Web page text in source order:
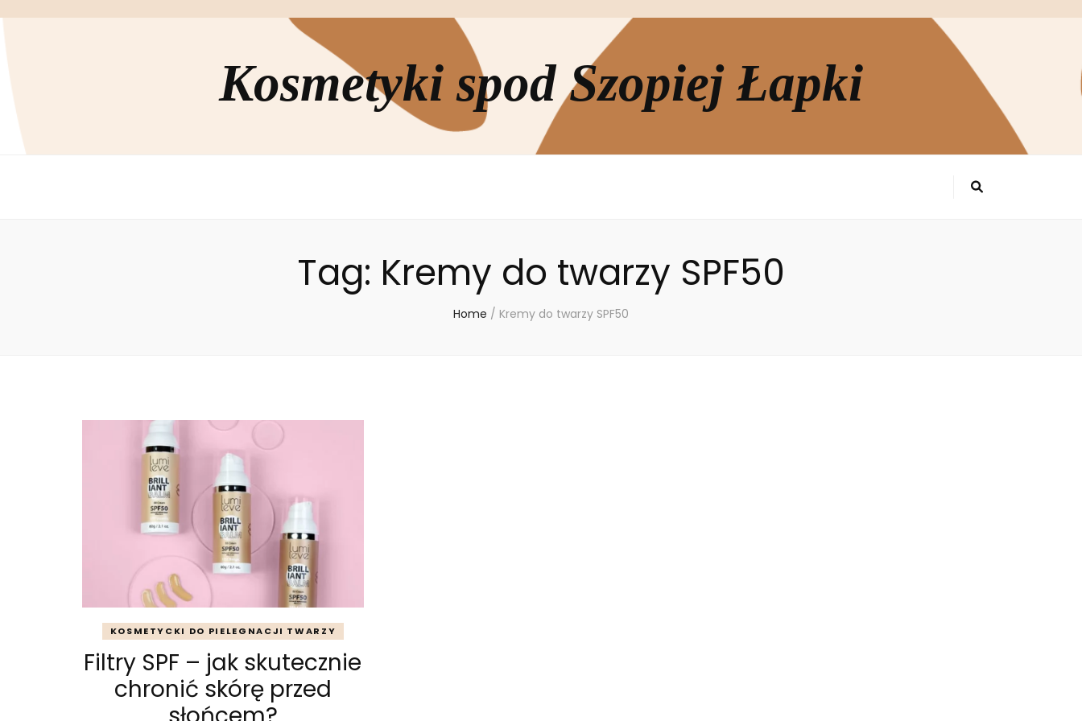
Kosmetyki spod Szopiej Łapki
Tag: Kremy do twarzy SPF50
Home / Kremy do twarzy SPF50
KOSMETYCKI DO PIELEGNACJI TWARZY
Filtry SPF – jak skutecznie
chronić skórę przed